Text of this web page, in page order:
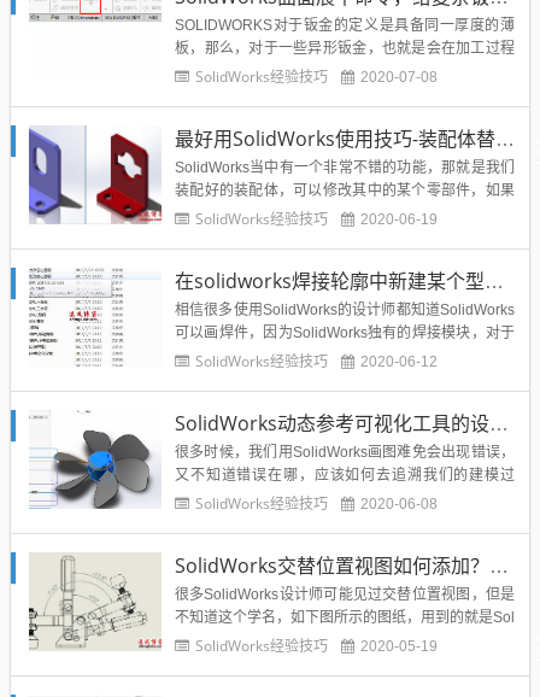
中查看到钣...
SOLIDWORKS对于钣金的定义是具备同一厚度的薄
板，那么，对于一些异形钣金，也就是会在加工过程
中发生形变。SolidWorks钣金模块，对于机械设计等
展开，那么如果我们设计当中如果涉及到Soli...
SolidWorks经验技巧 2020-07-08
最好用SolidWorks使用技巧-装配体替换零部件
SolidWorks当中有一个非常不错的功能，那就是我们
装配好的装配体，可以修改其中的某个零部件，如果
零部件相似，那么零部件的配合都可以更换过来，非
进行更换，但是更换会导致此前的装配关系被打乱，
需要重新装配来...
SolidWorks经验技巧 2020-06-19
在solidworks焊接轮廓中新建某个型号和增加所需轮廓技巧-溪风亲测
相信很多使用SolidWorks的设计师都知道SolidWorks
可以画焊件，因为SolidWorks独有的焊接模块，对于
框架的建模非常的快，那么溪风今天要给大家说的是
列出来：SolidWorks国标型材库铝...
SolidWorks经验技巧 2020-06-12
SolidWorks动态参考可视化工具的设置，sw新手必备工具
很多时候，我们用SolidWorks画图难免会出现错误，
又不知道错误在哪，应该如何去追溯我们的建模过
程。今天给SolidWorks新手推荐一个不错的SolidWor
面就来介绍一下，非...
SolidWorks经验技巧 2020-06-08
SolidWorks交替位置视图如何添加？方法步骤并不难
很多SolidWorks设计师可能见过交替位置视图，但是
不知道这个学名，如下图所示的图纸，用到的就是Sol
idWorks的交替位置视图，快速夹钳的两个工作状
SolidWorks经验技巧 2020-05-19